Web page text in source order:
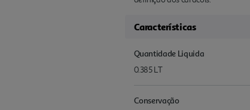
Características
Quantidade Liquida
0.385 LT
Conservação